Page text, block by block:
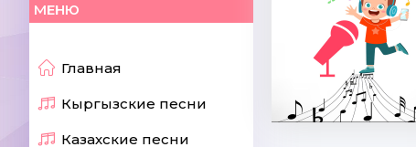
МЕНЮ
Главная
Кыргызские песни
Казахские песни